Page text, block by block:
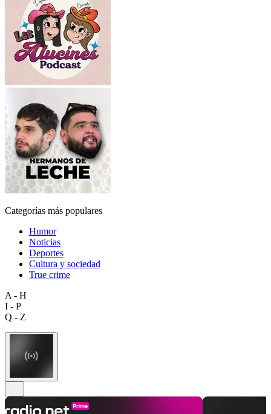
Categorías más populares
Humor
Noticias
Deportes
Cultura y sociedad
True crime
A - H
I - P
Q - Z